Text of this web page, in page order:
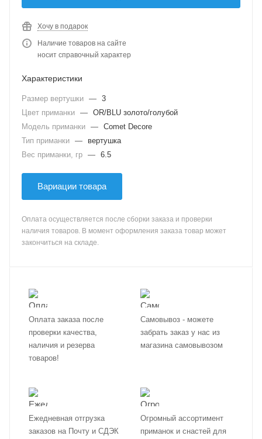
Хочу в подарок
Наличие товаров на сайте
носит справочный характер
Характеристики
Размер вертушки — 3
Цвет приманки — OR/BLU золото/голубой
Модель приманки — Comet Decore
Тип приманки —
вертушка
Вес приманки, гр — 6.5
Вариации товара
Оплата осуществляется после сборки заказа и проверки
наличия товаров. В момент оформления заказа товар может
закончиться на складе.
Оплата заказа после
проверки качества,
наличия и резерва
товаров!
Самовывоз - можете
забрать заказ у нас из
магазина самовывозом
Ежедневная отгрузка
заказов на Почту и СДЭК
Огромный ассортимент
приманок и снастей для